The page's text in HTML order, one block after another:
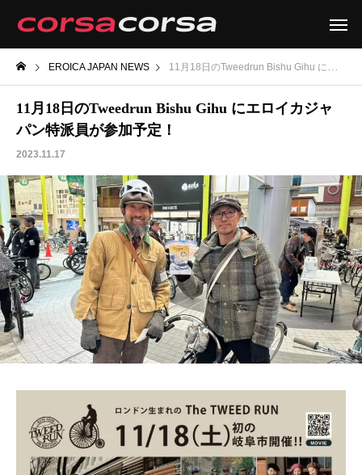
EROICA JAPAN NEWS 11月18日のTweedrun Bishu Gihu にエロイカジャパン特派員が参加予定！
11月18日のTweedrun Bishu Gihu にエロイカジャ
パン特派員が参加予定！
2023.11.17